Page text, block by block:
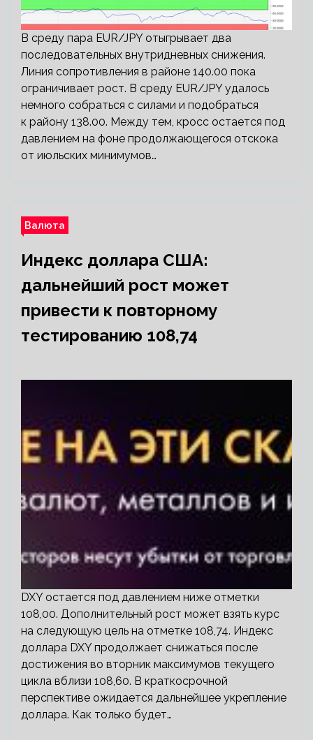
В среду пара EUR/JPY отыгрывает два
последовательных внутридневных снижения.
Линия сопротивления в районе 140.00 пока
ограничивает рост. В среду EUR/JPY удалось
немного собраться с силами и подобраться
к району 138.00. Между тем, кросс остается под
давлением на фоне продолжающегося отскока
от июльских минимумов…
Валюта
Индекс доллара США:
дальнейший рост может
привести к повторному
тестированию 108,74
DXY остается под давлением ниже отметки
108,00. Дополнительный рост может взять курс
на следующую цель на отметке 108,74. Индекс
доллара DXY продолжает снижаться после
достижения во вторник максимумов текущего
цикла вблизи 108,60. В краткосрочной
перспективе ожидается дальнейшее укрепление
доллара. Как только будет…